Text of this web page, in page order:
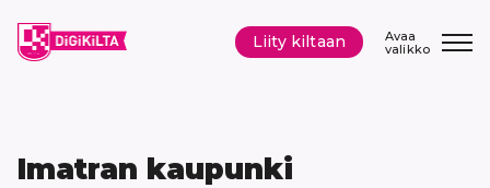
sisältöön
Avaa
valikko
Liity kiltaan
Imatran kaupunki